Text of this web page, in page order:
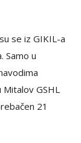
se iz GIKIL-a
Samo u
Mitalov GSHL
21